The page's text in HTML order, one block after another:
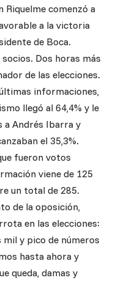
Riquelme comenzó a
a la victoria
de Boca.
Dos horas más
de las elecciones.
informaciones,
llegó al 64,4% y le
a Andrés Ibarra y
el 35,3%.
fueron votos
viene de 125
un total de 285.
de la oposición,
en las elecciones:
y pico de números
hasta ahora y
queda, damas y